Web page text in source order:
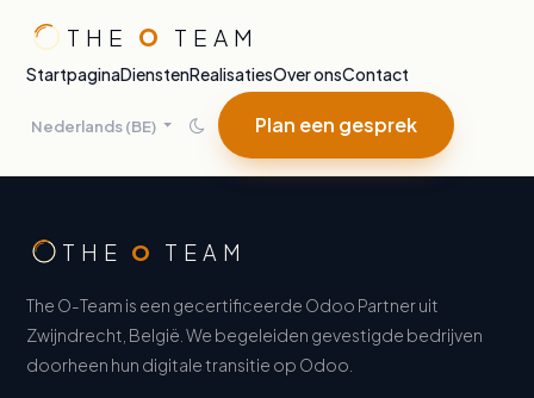
THE O TEAM
StartpaginaDienstenRealisatiesOver onsContact
Nederlands (BE) Plan een gesprek
THE O TEAM
The O-Team is een gecertificeerde Odoo Partner uit
Zwijndrecht, België. We begeleiden gevestigde bedrijven
doorheen hun digitale transitie op Odoo.